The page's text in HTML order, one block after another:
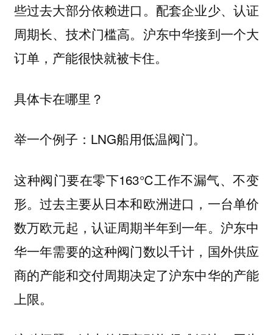
些过去大部分依赖进口。配套企业少、认证
周期长、技术门槛高。沪东中华接到一个大
订单，产能很快就被卡住。
具体卡在哪里？
举一个例子：LNG船用低温阀门。
这种阀门要在零下163℃工作不漏气、不变
形。过去主要从日本和欧洲进口，一台单价
数万欧元起，认证周期半年到一年。沪东中
华一年需要的这种阀门数以千计，国外供应
商的产能和交付周期决定了沪东中华的产能
上限。